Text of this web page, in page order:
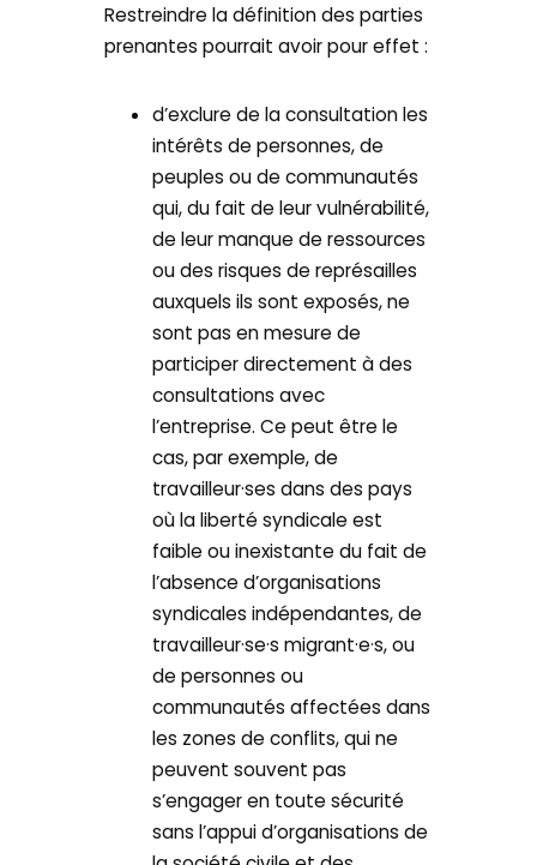
Restreindre la définition des parties
prenantes pourrait avoir pour effet :
d’exclure de la consultation les
intérêts de personnes, de
peuples ou de communautés
qui, du fait de leur vulnérabilité,
de leur manque de ressources
ou des risques de représailles
auxquels ils sont exposés, ne
sont pas en mesure de
participer directement à des
consultations avec
l’entreprise. Ce peut être le
cas, par exemple, de
travailleur·ses dans des pays
où la liberté syndicale est
faible ou inexistante du fait de
l’absence d’organisations
syndicales indépendantes, de
travailleur·se·s migrant·e·s, ou
de personnes ou
communautés affectées dans
les zones de conflits, qui ne
peuvent souvent pas
s’engager en toute sécurité
sans l’appui d’organisations de